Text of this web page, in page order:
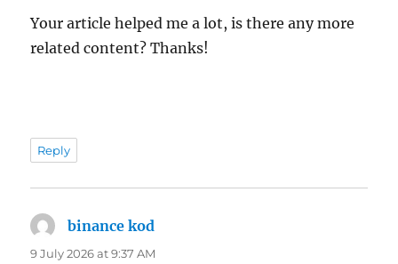
Your article helped me a lot, is there any more
related content? Thanks!
Reply
binance kod
9 July 2026 at 9:37 AM